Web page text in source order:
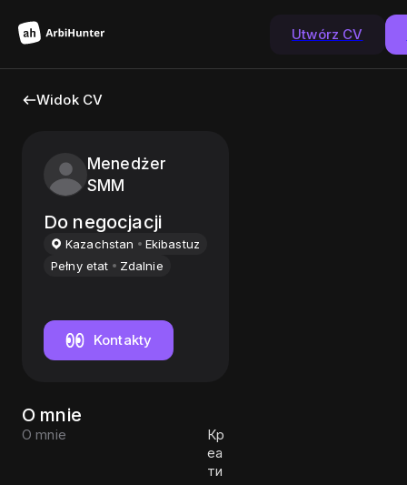
Utwórz CV
Widok CV
Menedżer
SMM
Do negocjacji
Kazachstan
Ekibastuz
Pełny etat
Zdalnie
Kontakty
O mnie
O mnie
Кр
еа
ти